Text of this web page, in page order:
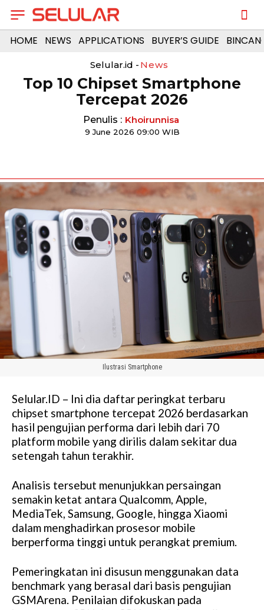
HOME NEWS APPLICATIONS BUYER’S GUIDE
Selular.id - News
Top 10 Chipset Smartphone
Tercepat 2026
Penulis : Khoirunnisa
9 June 2026 09:00 WIB
Ilustrasi Smartphone
Selular.ID – Ini dia daftar peringkat terbaru
chipset smartphone tercepat 2026 berdasarkan
hasil pengujian performa dari lebih dari 70
platform mobile yang dirilis dalam sekitar dua
setengah tahun terakhir.
Analisis tersebut menunjukkan persaingan
semakin ketat antara Qualcomm, Apple,
MediaTek, Samsung, Google, hingga Xiaomi
dalam menghadirkan prosesor mobile
berperforma tinggi untuk perangkat premium.
Pemeringkatan ini disusun menggunakan data
benchmark yang berasal dari basis pengujian
GSMArena. Penilaian difokuskan pada